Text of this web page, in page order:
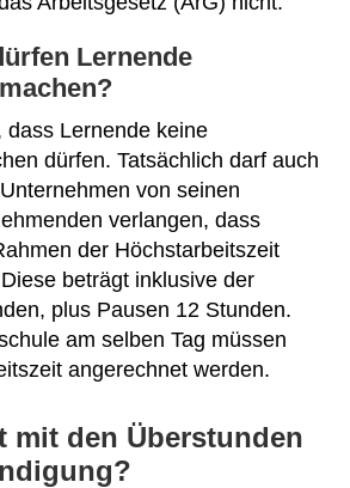
Lernende
dass Lernende keine
dürfen. Tatsächlich darf auch
von seinen
verlangen, dass
der Höchstarbeitszeit
beträgt inklusive der
plus Pausen 12 Stunden.
am selben Tag müssen
angerechnet werden.
mit den Überstunden